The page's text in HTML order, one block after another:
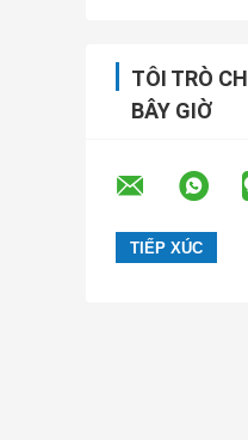
TÔI TRÒ
BÂY GIỜ